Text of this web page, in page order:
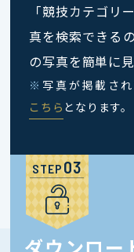
「競技カテゴリ
真を検索できる
の写真を簡単に
※ 写真が掲載され
こちら となります。
STEP